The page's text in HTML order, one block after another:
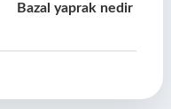
Bazal yaprak nedir